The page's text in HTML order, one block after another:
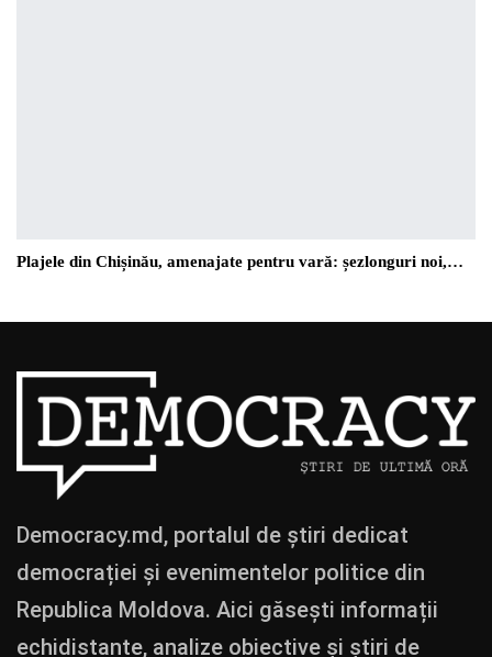
Plajele din Chișinău, amenajate pentru vară: șezlonguri noi,…
Democracy.md, portalul de știri dedicat
democrației și evenimentelor politice din
Republica Moldova. Aici găsești informații
echidistante, analize obiective și știri de